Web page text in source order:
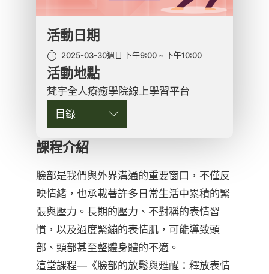
課程介紹
臉部是我們與外界溝通的重要窗口，不僅反
映情緒，也承載著許多日常生活中累積的緊
張與壓力。長期的壓力、不對稱的表情習
慣，以及過度緊繃的表情肌，可能導致頭
部、頸部甚至整體身體的不適。
這堂課程—《臉部的放鬆與甦醒：釋放表情
活動日期
2025-03-30週日 下午9:00 下午10:00
活動地點
梵宇全人療癒學院線上學習平台
目錄